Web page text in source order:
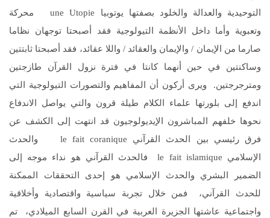
التوحيدية والعدالة والخلود بصفتها يوتوبيا une Utopie محركة
وتعبوية وأما داخل الأنظمة التيولوجية فقد أصبحتا توجهان نظاما
صارما من الإيمان / والإيمان والعقائد / واللا عقائد، فقد أصبحتا ثابتتين
وساكنتين في حين أنهما كانتا في فترة نزول القرآن طازجتين
ومترجرجتين. ويرى أركون أن المفاهيم والتصورات التيولوجية التي
اندفع إلى بلورتها علماء الكلام طيلة قرون والتي يواصل الاندفاع
نحوها خلفهم المباشرون الإيديولوجيون قد انتهت إلى الكشف عن
فرق رئيسي بين الحدث القرآني le fait coranique والحدث
الإسلامي le fait islamique فالحدث القرآني هو نداء موجه إلى
الضمير البشري والحدث الإسلامي هو إحدى التحققات الممكنة
للحدث القرآني، فمن خلال تجربة سياسية واقتصادية وأخلاقية
واجتماعية عاشتها الجزيرة العربية في القرن السابع الميلادي، تم